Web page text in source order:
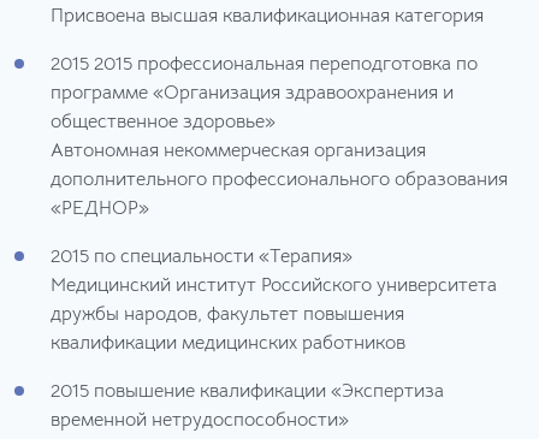
Присвоена высшая квалификационная категория
2015 2015 профессиональная переподготовка по
программе «Организация здравоохранения и
общественное здоровье»
Автономная некоммерческая организация
дополнительного профессионального образования
«РЕДНОР»
2015 по специальности «Терапия»
Медицинский институт Российского университета
дружбы народов, факультет повышения
квалификации медицинских работников
2015 повышение квалификации «Экспертиза
временной нетрудоспособности»